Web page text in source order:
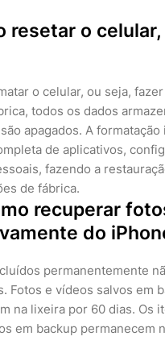
resetar o celular,
o celular, ou seja,
todos os dados
apagados. A formatação
de aplicativos,
fazendo a
de fábrica.
recuperar
do
permanentemente
Fotos e vídeos salvos em
na lixeira por 60 dias. Os
em backup permanecem